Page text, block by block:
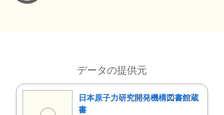
データの提供元
日本原子力研究開発機構図書館蔵
書